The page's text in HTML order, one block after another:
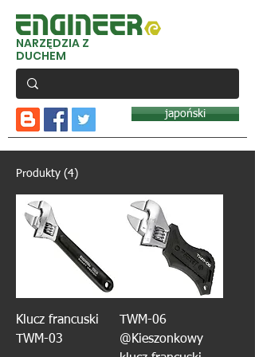
NARZĘDZIA Z
DUCHEM
japoński
Produkty (4)
Klucz francuski
TWM-03
TWM-06
@Kieszonkowy